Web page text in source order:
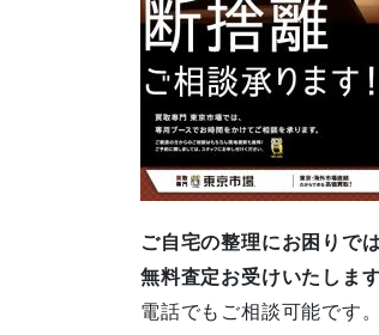
ご自宅の整理にお困りで
無料査定お受けいたしま
電話でもご相談可能です。